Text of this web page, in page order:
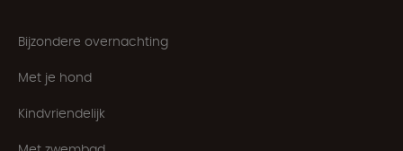
Bijzondere overnachting
Met je hond
Kindvriendelijk